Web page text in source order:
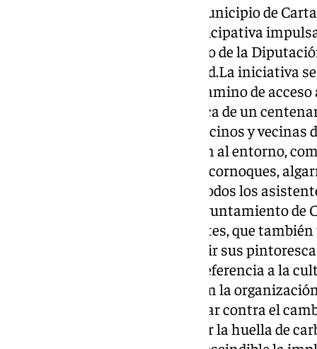
Durante la jornada de ayer el municipio de
otoño, taller de plantación participativa
del Servicio de Cambio Climático de la
del Ayuntamiento de la localidad.La iniciativa
a Cartajima, en el entorno del camino de acceso
en la era ‘Las Peñuelas’. Los cerca de un
procedentes de Málaga como vecinos y
autóctonas, que se adaptan bien al entorno,
tipos de aromáticas, encinas, alcornoques,
comenzó con una charla para todos los
plantación. Además, desde el Ayuntamiento
obsequio a todos los participantes, que
pasear por municipio y descubrir sus
originales murales que hacen referencia a la
las tradiciones de Cartajima.Con la
participativas se pretende luchar contra el
terreno, contribuyendo a reducir la huella de